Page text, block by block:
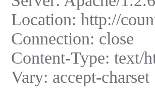
Location: http://
Connection: close
Content-Type: text/
Vary: accept-charset